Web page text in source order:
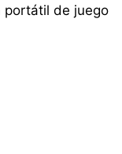
portátil de juego